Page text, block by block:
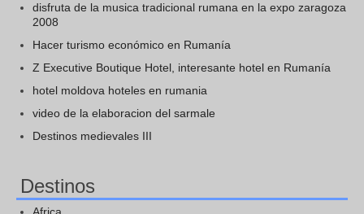
disfruta de la musica tradicional rumana en la expo zaragoza
2008
Hacer turismo económico en Rumanía
Z Executive Boutique Hotel, interesante hotel en Rumanía
hotel moldova hoteles en rumania
video de la elaboracion del sarmale
Destinos medievales III
Destinos